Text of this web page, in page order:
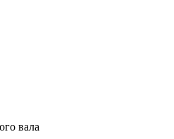
вала